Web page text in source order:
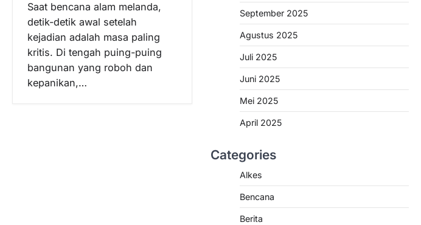
Saat bencana alam melanda,
detik-detik awal setelah
kejadian adalah masa paling
kritis. Di tengah puing-puing
bangunan yang roboh dan
kepanikan,…
September 2025
Agustus 2025
Juli 2025
Juni 2025
Mei 2025
April 2025
Categories
Alkes
Bencana
Berita